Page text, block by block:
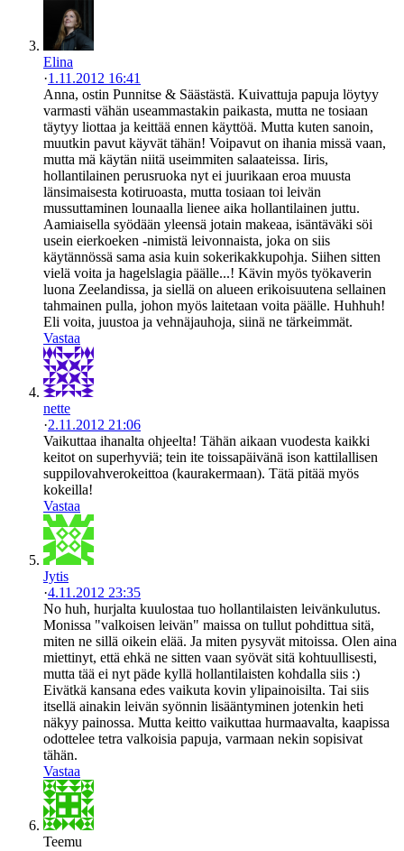
Elina
·1.11.2012 16:41
Anna, ostin Punnitse & Säästästä. Kuivattuja papuja löytyy
varmasti vähän useammastakin paikasta, mutta ne tosiaan
täytyy liottaa ja keittää ennen käyttöä. Mutta kuten sanoin,
muutkin pavut käyvät tähän! Voipavut on ihania missä vaan,
mutta mä käytän niitä useimmiten salaateissa. Iiris,
hollantilainen perusruoka nyt ei juurikaan eroa muusta
länsimaisesta kotiruoasta, mutta tosiaan toi leivän
mussuttaminen lounaalla lienee aika hollantilainen juttu.
Aamiaisella syödään yleensä jotain makeaa, isäntäväki söi
usein eierkoeken -nimistä leivonnaista, joka on siis
käytännössä sama asia kuin sokerikakkupohja. Siihen sitten
vielä voita ja hagelslagia päälle...! Kävin myös työkaverin
luona Zeelandissa, ja siellä on alueen erikoisuutena sellainen
tahmainen pulla, johon myös laitetaan voita päälle. Huhhuh!
Eli voita, juustoa ja vehnäjauhoja, siinä ne tärkeimmät.
Vastaa
nette
·2.11.2012 21:06
Vaikuttaa ihanalta ohjeelta! Tähän aikaan vuodesta kaikki
keitot on superhyviä; tein ite toissapäivänä ison kattilallisen
suppilovahverokeittoa (kaurakermaan). Tätä pitää myös
kokeilla!
Vastaa
Jytis
·4.11.2012 23:35
No huh, hurjalta kuulostaa tuo hollantilaisten leivänkulutus.
Monissa "valkoisen leivän" maissa on tullut pohdittua sitä,
miten ne sillä oikein elää. Ja miten pysyvät mitoissa. Olen aina
miettinyt, että ehkä ne sitten vaan syövät sitä kohtuullisesti,
mutta tää ei nyt päde kyllä hollantilaisten kohdalla siis :)
Eivätkä kansana edes vaikuta kovin ylipainoisilta. Tai siis
itsellä ainakin leivän syönnin lisääntyminen jotenkin heti
näkyy painossa. Mutta keitto vaikuttaa hurmaavalta, kaapissa
odottelee tetra valkoisia papuja, varmaan nekin sopisivat
tähän.
Vastaa
Teemu